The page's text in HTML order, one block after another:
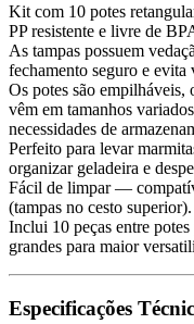
Kit com 10 potes
PP resistente e livre de
As tampas possuem
fechamento seguro e evita
Os potes são empilháveis,
vêm em tamanhos
necessidades de
Perfeito para levar
organizar geladeira e
Fácil de limpar —
(tampas no cesto superior).
Inclui 10 peças entre
grandes para maior
Especificações